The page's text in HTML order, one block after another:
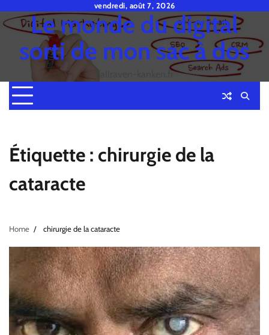
to
content
vendredi, août 7, 2026
Le monde du digital
sorti de mon sac à dos
fjallraven-kanken.fr
Étiquette : chirurgie de la
cataracte
Home chirurgie de la cataracte